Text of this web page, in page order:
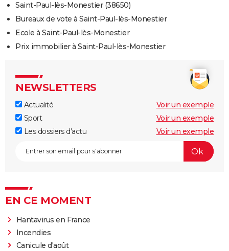
Saint-Paul-lès-Monestier (38650)
Bureaux de vote à Saint-Paul-lès-Monestier
Ecole à Saint-Paul-lès-Monestier
Prix immobilier à Saint-Paul-lès-Monestier
NEWSLETTERS
Actualité
Voir un exemple
Sport
Voir un exemple
Les dossiers d'actu
Voir un exemple
EN CE MOMENT
Hantavirus en France
Incendies
Canicule d'août